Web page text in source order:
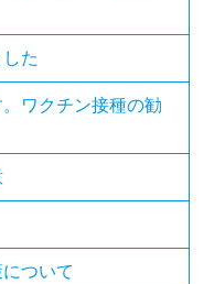
た
ワクチン接種の勧
ついて